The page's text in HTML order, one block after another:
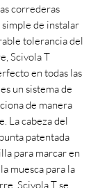
correderas
de instalar
tolerancia del
Scivola T
en todas las
un sistema de
de manera
La cabeza del
patentada
para marcar en
muesca para la
Scivola T se